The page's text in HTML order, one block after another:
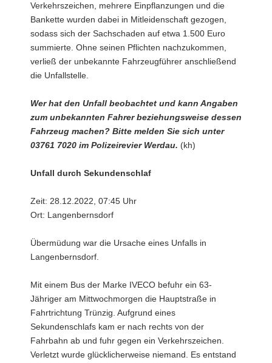
Verkehrszeichen, mehrere Einpflanzungen und die
Bankette wurden dabei in Mitleidenschaft gezogen,
sodass sich der Sachschaden auf etwa 1.500 Euro
summierte. Ohne seinen Pflichten nachzukommen,
verließ der unbekannte Fahrzeugführer anschließend
die Unfallstelle.
Wer hat den Unfall beobachtet und kann Angaben
zum unbekannten Fahrer beziehungsweise dessen
Fahrzeug machen? Bitte melden Sie sich unter
03761 7020 im Polizeirevier Werdau. (kh)
Unfall durch Sekundenschlaf
Zeit: 28.12.2022, 07:45 Uhr
Ort: Langenbernsdorf
Übermüdung war die Ursache eines Unfalls in
Langenbernsdorf.
Mit einem Bus der Marke IVECO befuhr ein 63-
Jähriger am Mittwochmorgen die Hauptstraße in
Fahrtrichtung Trünzig. Aufgrund eines
Sekundenschlafs kam er nach rechts von der
Fahrbahn ab und fuhr gegen ein Verkehrszeichen.
Verletzt wurde glücklicherweise niemand. Es entstand